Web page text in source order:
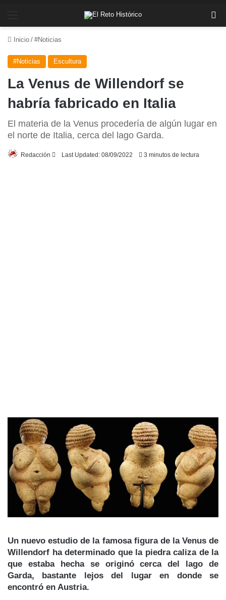
Inicio / #Noticias
#Noticias Escultura
La Venus de Willendorf se
habría fabricado en Italia
El materia de la Venus procedería de algún lugar en
el norte de Italia, cerca del lago Garda.
Redacción
Send
Last Updated: 08/09/2022 3 minutos de lectura
Un nuevo estudio de la famosa figura de laVenus de
Willendorf ha determinado que la piedra caliza de la
que estaba hecha se originócerca del lago de
Garda, bastante lejos del lugar en donde se
encontró en Austria.